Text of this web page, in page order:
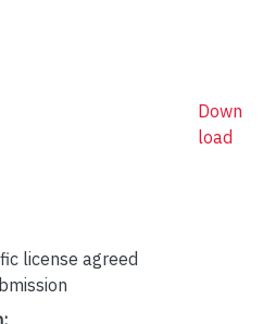
license agreed
Down
load